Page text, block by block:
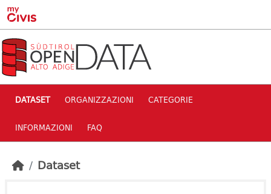
Skip to main content
DATASET ORGANIZZAZIONI CATEGORIE
INFORMAZIONI FAQ
Dataset